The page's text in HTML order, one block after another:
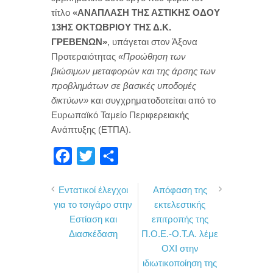
τίτλο «ΑΝΑΠΛΑΣΗ ΤΗΣ ΑΣΤΙΚΗΣ ΟΔΟΥ
13ΗΣ ΟΚΤΩΒΡΙΟΥ ΤΗΣ Δ.Κ.
ΓΡΕΒΕΝΩΝ», υπάγεται στον Άξονα
Προτεραιότητας «Προώθηση των
βιώσιμων μεταφορών και της άρσης των
προβλημάτων σε βασικές υποδομές
δικτύων» και συγχρηματοδοτείται από το
Ευρωπαϊκό Ταμείο Περιφερειακής
Ανάπτυξης (ΕΤΠΑ).
c
e
b
i
t
t
ι
ρ
Εντατικοί έλεγχοι
για το τσιγάρο στην
Εστίαση και
Διασκέδαση
Απόφαση της
εκτελεστικής
επιτροπής της
Π.Ο.Ε.-Ο.Τ.Α. λέμε
ΟΧΙ στην
ιδιωτικοποίηση της